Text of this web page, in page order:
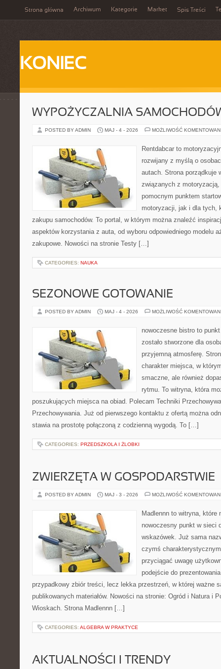
Strona główna Archiwum Kategorie Market Spis Treści
KONIEC
WYPOŻYCZALNIA
POSTED BY ADMIN MAJ - 4 - 2026 MOŻLIWOŚĆ
Rentdabcar to
rozwijany z myślą o
autach. Strona porządkuje
związanych z
pomocnym punktem
motoryzacji, jak i dla tych,
zakupu samochodów. To portal, w którym można znaleźć
aspektów korzystania z auta, od wyboru odpowiedniego modelu
zakupowe. Nowości na stronie Testy […]
CATEGORIES: NAUKA
SEZONOWE GOTOWANIE
POSTED BY ADMIN MAJ - 4 - 2026 MOŻLIWOŚĆ
nowoczesne bistro to
zostało stworzone dla
przyjemną atmosferę.
charakter miejsca, w
smaczne, ale również
rytmu. To witryna, która
poszukujących miejsca na obiad. Polecam Techniki
Przechowywania. Już od pierwszego kontaktu z ofertą można
stawia na prostotę połączoną z codzienną wygodą. To […]
CATEGORIES: PRZEDSZKOLA I ŻLOBKI
ZWIERZĘTA W GOSPODARSTWIE
POSTED BY ADMIN MAJ - 3 - 2026 MOŻLIWOŚĆ
Madlennn to witryna, które
nowoczesny punkt w sieci
wskazówek. Już sama
czymś
przyciągać uwagę
podejście do
przypadkowy zbiór treści, lecz lekka przestrzeń, w której ważne
publikowanych materiałów. Nowości na stronie: Ogród i Natura i
Wioskach. Strona Madlennn […]
CATEGORIES: ALGEBRA W PRAKTYCE
AKTUALNOŚCI I TRENDY